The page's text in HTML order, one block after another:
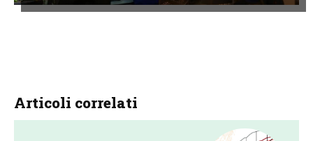
Articoli correlati